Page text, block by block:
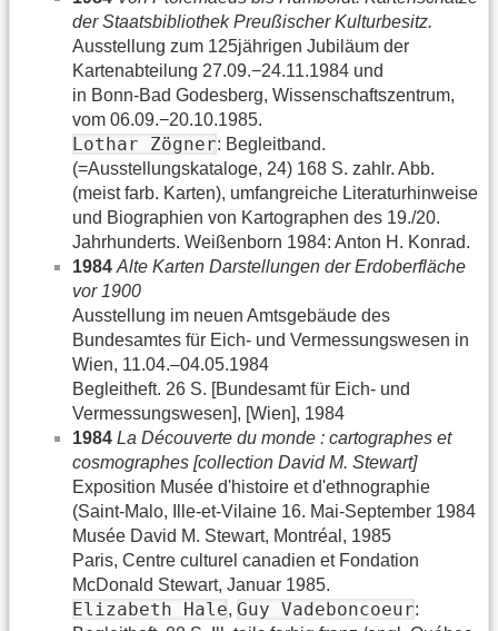
der Staatsbibliothek Preußischer Kulturbesitz.
Ausstellung zum 125jährigen Jubiläum der
Kartenabteilung 27.09.−24.11.1984 und
in Bonn-Bad Godesberg, Wissenschaftszentrum,
vom 06.09.−20.10.1985.
Lothar Zögner: Begleitband.
(=Ausstellungskataloge, 24) 168 S. zahlr. Abb.
(meist farb. Karten), umfangreiche Literaturhinweise
und Biographien von Kartographen des 19./20.
Jahrhunderts. Weißenborn 1984: Anton H. Konrad.
1984 Alte Karten Darstellungen der Erdoberfläche
vor 1900
Ausstellung im neuen Amtsgebäude des
Bundesamtes für Eich- und Vermessungswesen in
Wien, 11.04.–04.05.1984
Begleitheft. 26 S. [Bundesamt für Eich- und
Vermessungswesen], [Wien], 1984
1984 La Découverte du monde : cartographes et
cosmographes [collection David M. Stewart]
Exposition Musée d'histoire et d'ethnographie
(Saint-Malo, Ille-et-Vilaine 16. Mai-September 1984
Musée David M. Stewart, Montréal, 1985
Paris, Centre culturel canadien et Fondation
McDonald Stewart, Januar 1985.
Elizabeth Hale, Guy Vadeboncoeur: